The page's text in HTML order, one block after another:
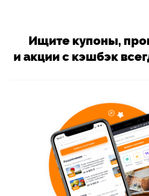
Ищите купоны,
и акции с кэшбэк